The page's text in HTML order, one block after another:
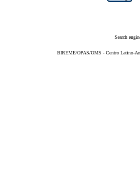
Search
BIREME/OPAS/OMS - Centro Latino-